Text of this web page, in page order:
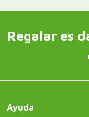
Regalar es
Ayuda